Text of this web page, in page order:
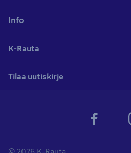
Info
K-Rauta
Tilaa uutiskirje